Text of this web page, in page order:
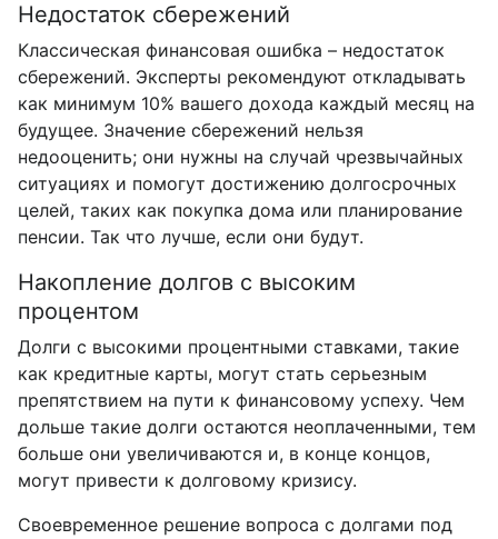
Недостаток сбережений
Классическая финансовая ошибка – недостаток
сбережений. Эксперты рекомендуют откладывать
как минимум 10% вашего дохода каждый месяц на
будущее. Значение сбережений нельзя
недооценить; они нужны на случай чрезвычайных
ситуациях и помогут достижению долгосрочных
целей, таких как покупка дома или планирование
пенсии. Так что лучше, если они будут.
Накопление долгов с высоким
процентом
Долги с высокими процентными ставками, такие
как кредитные карты, могут стать серьезным
препятствием на пути к финансовому успеху. Чем
дольше такие долги остаются неоплаченными, тем
больше они увеличиваются и, в конце концов,
могут привести к долговому кризису.
Своевременное решение вопроса с долгами под